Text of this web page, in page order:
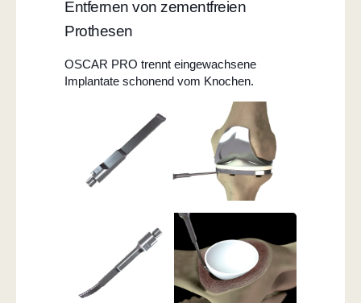
Entfernen von zementfreien
Prothesen
OSCAR PRO trennt eingewachsene
Implantate schonend vom Knochen.